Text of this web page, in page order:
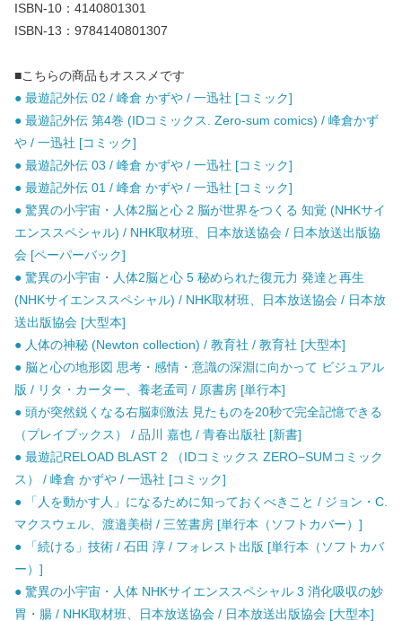
ISBN-10：4140801301
ISBN-13：9784140801307
■こちらの商品もオススメです
● 最遊記外伝 02 / 峰倉 かずや / 一迅社 [コミック]
● 最遊記外伝 第4巻 (IDコミックス. Zero-sum comics) / 峰倉かず
や / 一迅社 [コミック]
● 最遊記外伝 03 / 峰倉 かずや / 一迅社 [コミック]
● 最遊記外伝 01 / 峰倉 かずや / 一迅社 [コミック]
● 驚異の小宇宙・人体2脳と心 2 脳が世界をつくる 知覚 (NHKサイ
エンススペシャル) / NHK取材班、日本放送協会 / 日本放送出版協
会 [ペーパーバック]
● 驚異の小宇宙・人体2脳と心 5 秘められた復元力 発達と再生
(NHKサイエンススペシャル) / NHK取材班、日本放送協会 / 日本放
送出版協会 [大型本]
● 人体の神秘 (Newton collection) / 教育社 / 教育社 [大型本]
● 脳と心の地形図 思考・感情・意識の深淵に向かって ビジュアル
版 / リタ・カーター、養老孟司 / 原書房 [単行本]
● 頭が突然鋭くなる右脳刺激法 見たものを20秒で完全記憶できる
（プレイブックス） / 品川 嘉也 / 青春出版社 [新書]
● 最遊記RELOAD BLAST 2 （IDコミックス ZERO−SUMコミック
ス） / 峰倉 かずや / 一迅社 [コミック]
● 「人を動かす人」になるために知っておくべきこと / ジョン・C.
マクスウェル、渡邉美樹 / 三笠書房 [単行本（ソフトカバー）]
● 「続ける」技術 / 石田 淳 / フォレスト出版 [単行本（ソフトカバ
ー）]
● 驚異の小宇宙・人体 NHKサイエンススペシャル 3 消化吸収の妙
胃・腸 / NHK取材班、日本放送協会 / 日本放送出版協会 [大型本]